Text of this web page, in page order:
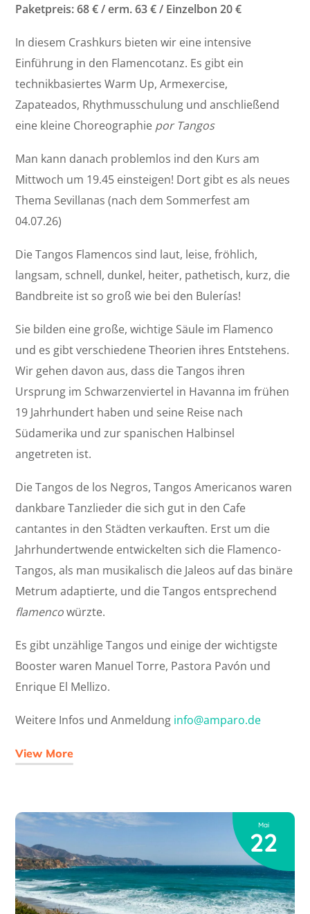
Paketpreis: 68 € / erm. 63 € / Einzelbon 20 €
In diesem Crashkurs bieten wir eine intensive
Einführung in den Flamencotanz. Es gibt ein
technikbasiertes Warm Up, Armexercise,
Zapateados, Rhythmusschulung und anschließend
eine kleine Choreographie por Tangos
Man kann danach problemlos ind den Kurs am
Mittwoch um 19.45 einsteigen! Dort gibt es als neues
Thema Sevillanas (nach dem Sommerfest am
04.07.26)
Die Tangos Flamencos sind laut, leise, fröhlich,
langsam, schnell, dunkel, heiter, pathetisch, kurz, die
Bandbreite ist so groß wie bei den Bulerías!
Sie bilden eine große, wichtige Säule im Flamenco
und es gibt verschiedene Theorien ihres Entstehens.
Wir gehen davon aus, dass die Tangos ihren
Ursprung im Schwarzenviertel in Havanna im frühen
19 Jahrhundert haben und seine Reise nach
Südamerika und zur spanischen Halbinsel
angetreten ist.
Die Tangos de los Negros, Tangos Americanos waren
dankbare Tanzlieder die sich gut in den Cafe
cantantes in den Städten verkauften. Erst um die
Jahrhundertwende entwickelten sich die Flamenco-
Tangos, als man musikalisch die Jaleos auf das binäre
Metrum adaptierte, und die Tangos entsprechend
flamencowürzte.
Es gibt unzählige Tangos und einige der wichtigste
Booster waren Manuel Torre, Pastora Pavón und
Enrique El Mellizo.
Weitere Infos und Anmeldung info@amparo.de
View More
Mai
22